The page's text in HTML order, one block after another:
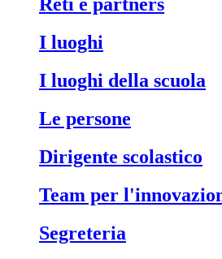
Reti e partners
I luoghi
I luoghi della scuola
Le persone
Dirigente scolastico
Team per
Segreteria